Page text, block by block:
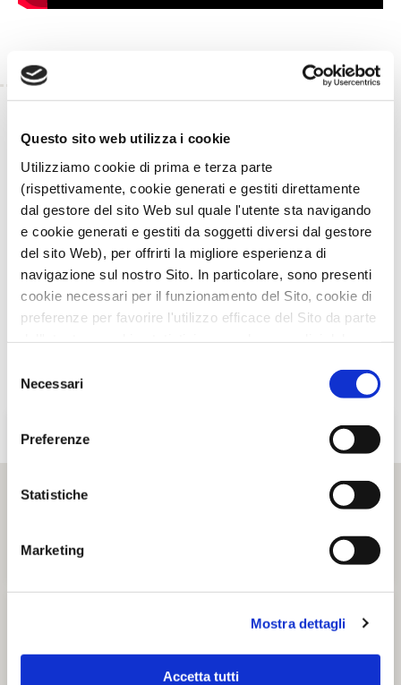
Questo sito web utilizza i cookie
Utilizziamo cookie di prima e terza parte
(rispettivamente, cookie generati e gestiti direttamente
dal gestore del sito Web sul quale l'utente sta navigando
e cookie generati e gestiti da soggetti diversi dal gestore
del sito Web), per offrirti la migliore esperienza di
navigazione sul nostro Sito. In particolare, sono presenti
cookie necessari per il funzionamento del Sito, cookie di
preferenze per favorire l'utilizzo efficace del Sito da parte
categorie di cookie accettare.
Per maggiori informazioni, consulta le nostre pagine
delNecessari
Preferenze
Statistiche
Marketing
Mostra dettagli
Accetta tutti
TI È PIACIUTO IL POST?CONDIVIDI!